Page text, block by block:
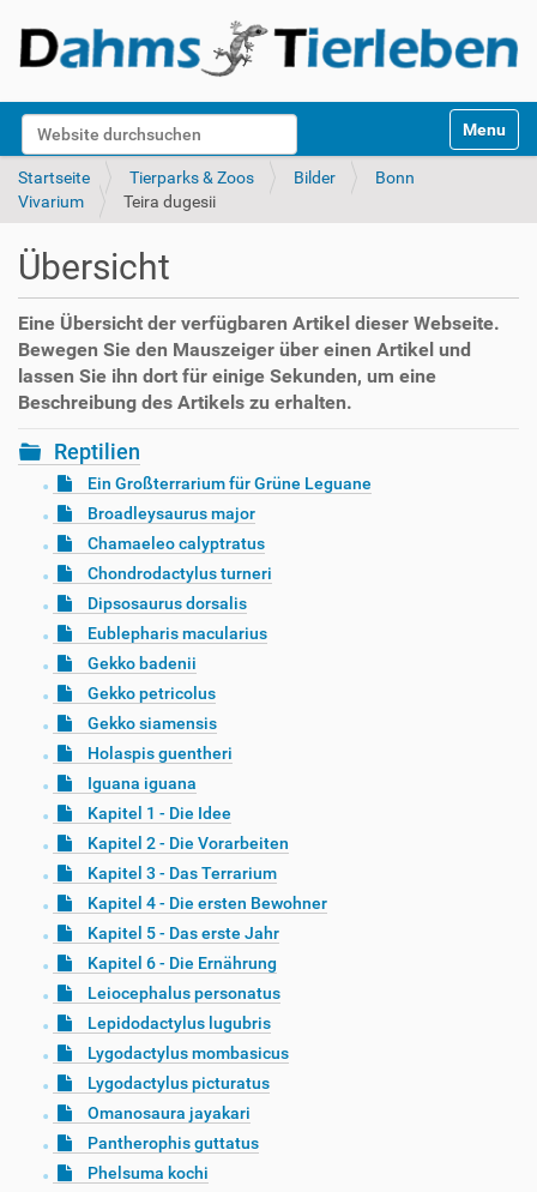
Website durchsuchen
k
Toggle
Startseite Tierparks & Zoos Bilder
Bonn
Vivarium
Teira dugesii
Übersicht
Eine Übersicht der verfügbaren Artikel dieser Webseite.
Bewegen Sie den Mauszeiger über einen Artikel und
lassen Sie ihn dort für einige Sekunden, um eine
Beschreibung des Artikels zu erhalten.
Reptilien
Ein Großterrarium für Grüne Leguane
Broadleysaurus major
Chamaeleo calyptratus
Chondrodactylus turneri
Dipsosaurus dorsalis
Eublepharis macularius
Gekko badenii
Gekko petricolus
Gekko siamensis
Holaspis guentheri
Iguana iguana
Kapitel 1 - Die Idee
Kapitel 2 - Die Vorarbeiten
Kapitel 3 - Das Terrarium
Kapitel 4 - Die ersten Bewohner
Kapitel 5 - Das erste Jahr
Kapitel 6 - Die Ernährung
Leiocephalus personatus
Lepidodactylus lugubris
Lygodactylus mombasicus
Lygodactylus picturatus
Omanosaura jayakari
Pantherophis guttatus
Phelsuma kochi